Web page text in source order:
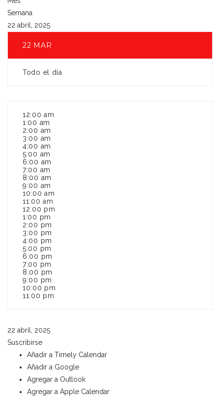
Semana
22 abril, 2025
22 MAR
Todo el día
12:00 am
1:00 am
2:00 am
3:00 am
4:00 am
5:00 am
6:00 am
7:00 am
8:00 am
9:00 am
10:00 am
11:00 am
12:00 pm
1:00 pm
2:00 pm
3:00 pm
4:00 pm
5:00 pm
6:00 pm
7:00 pm
8:00 pm
9:00 pm
10:00 pm
11:00 pm
22 abril, 2025
Suscribirse
Añadir a Timely Calendar
Añadir a Google
Agregar a Outlook
Agregar a Apple Calendar